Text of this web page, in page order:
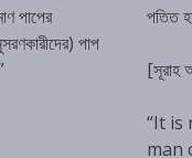
পাপের
পাপ
পতিত
[সূরাহ
“It is
man